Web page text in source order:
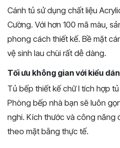
Cánh tủ sử dụng chất liệu
Cường. Với hơn 100 mã màu,
phong cách thiết kế. Bề mặt
vệ sinh lau chùi rất dễ dàng.
Tối ưu không gian với kiểu
Tủ bếp thiết kế chữ I tích hợp
Phòng bếp nhà bạn sẽ luôn
nghi. Kích thước và công năng
theo mặt bằng thực tế.